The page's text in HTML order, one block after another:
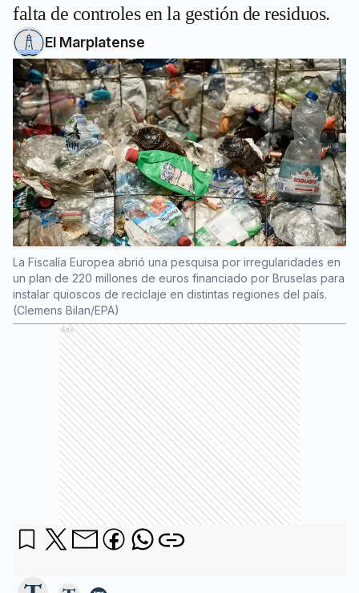
falta de controles en la gestión de residuos.
El Marplatense
La Fiscalía Europea abrió una pesquisa por irregularidades en
un plan de 220 millones de euros financiado por Bruselas para
instalar quioscos de reciclaje en distintas regiones del país.
(Clemens Bilan/EPA)
Ads